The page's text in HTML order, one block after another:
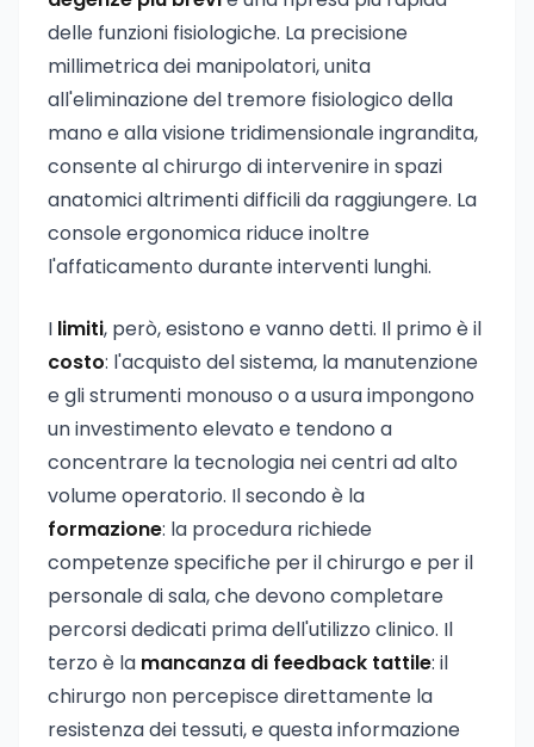
delle funzioni fisiologiche. La precisione
millimetrica dei manipolatori, unita
all'eliminazione del tremore fisiologico della
mano e alla visione tridimensionale ingrandita,
consente al chirurgo di intervenire in spazi
anatomici altrimenti difficili da raggiungere. La
console ergonomica riduce inoltre
l'affaticamento durante interventi lunghi.
I limiti, però, esistono e vanno detti. Il primo è il
costo: l'acquisto del sistema, la manutenzione
e gli strumenti monouso o a usura impongono
un investimento elevato e tendono a
concentrare la tecnologia nei centri ad alto
volume operatorio. Il secondo è la
formazione: la procedura richiede
competenze specifiche per il chirurgo e per il
personale di sala, che devono completare
percorsi dedicati prima dell'utilizzo clinico. Il
terzo è la mancanza di feedback tattile: il
chirurgo non percepisce direttamente la
resistenza dei tessuti, e questa informazione